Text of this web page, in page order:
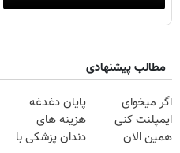
مطالب پیشنهادی
اگر میخوای
ایمپلنت کنی
همین الان
پایان دغدغه
هزینه های
دندان پزشکی با